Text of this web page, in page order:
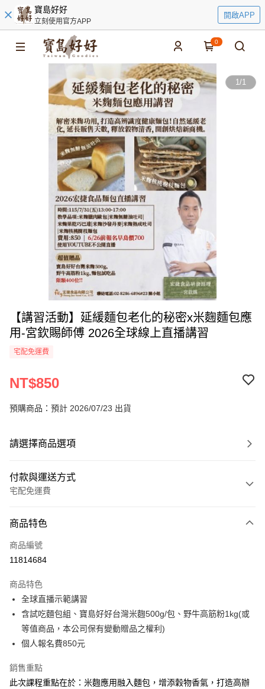
寶島好好
立刻使用官方APP
開啟APP
0
1/1
【講習活動】延緩麵包老化的秘密x米麴麵包應
用-宮欽賜師傅 2026全球線上直播講習
宅配免運費
NT$850
預購商品：預計 2026/07/23 出貨
請選擇商品選項
付款與運送方式
宅配免運費
信用卡一次付款
LINE Pay
街口支付
悠遊付
Google Pay
全盈+PAY
ATM付款
商品特色
商品編號
11814684
商品特色
全球直播示範講習
含試吃麵包組、寶島好好台灣米麴500g/包、野牛高筋粉1kg(或
等值商品，本公司保有變動贈品之權利)
個人報名費850元
銷售重點
此次課程重點在於：米麴應用融入麵包，增添穀物香氣，打造高辦